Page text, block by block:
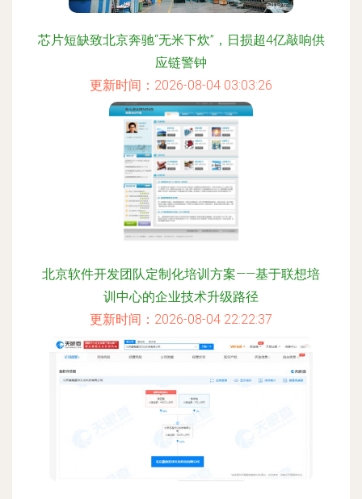
芯片短缺致北京奔驰“无米下炊”，日损超4亿敲响供
应链警钟
更新时间：2026-08-04 03:03:26
北京软件开发团队定制化培训方案——基于联想培
训中心的企业技术升级路径
更新时间：2026-08-04 22:22:37